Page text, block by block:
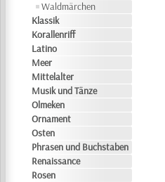
Waldmärchen
Klassik
Korallenriff
Latino
Meer
Mittelalter
Musik und Tänze
Olmeken
Ornament
Osten
Phrasen und Buchstaben
Renaissance
Rosen